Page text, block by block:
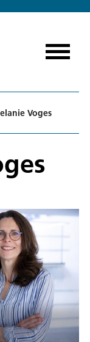
Voges